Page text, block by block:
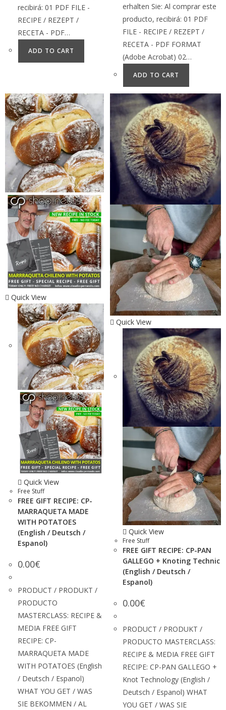
recibirá: 01 PDF FILE -
RECIPE / REZEPT /
RECETA - PDF…
ADD TO CART
erhalten Sie: Al comprar este
producto, recibirá: 01 PDF
FILE - RECIPE / REZEPT /
RECETA - PDF FORMAT
(Adobe Acrobat) 02…
ADD TO CART
Quick View
Quick View
Free Stuff
FREE GIFT RECIPE: CP-
MARRAQUETA MADE
WITH POTATOES
(English / Deutsch /
Espanol)
0.00€
PRODUCT / PRODUKT /
PRODUCTO
MASTERCLASS: RECIPE &
MEDIA FREE GIFT
RECIPE: CP-
MARRAQUETA MADE
WITH POTATOES (English
/ Deutsch / Espanol)
WHAT YOU GET / WAS
SIE BEKOMMEN / AL
Quick View
Quick View
Free Stuff
FREE GIFT RECIPE: CP-PAN
GALLEGO + Knoting Technic
(English / Deutsch /
Espanol)
0.00€
PRODUCT / PRODUKT /
PRODUCTO MASTERCLASS:
RECIPE & MEDIA FREE GIFT
RECIPE: CP-PAN GALLEGO +
Knot Technology (English /
Deutsch / Espanol) WHAT
YOU GET / WAS SIE